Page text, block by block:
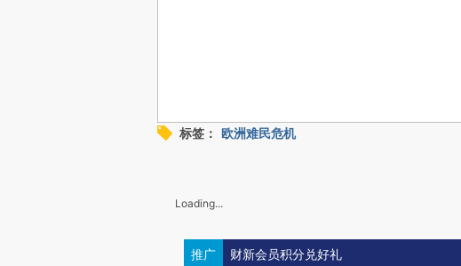
标签： 欧洲难民危机
Loading...
推广 财新会员积分兑好礼